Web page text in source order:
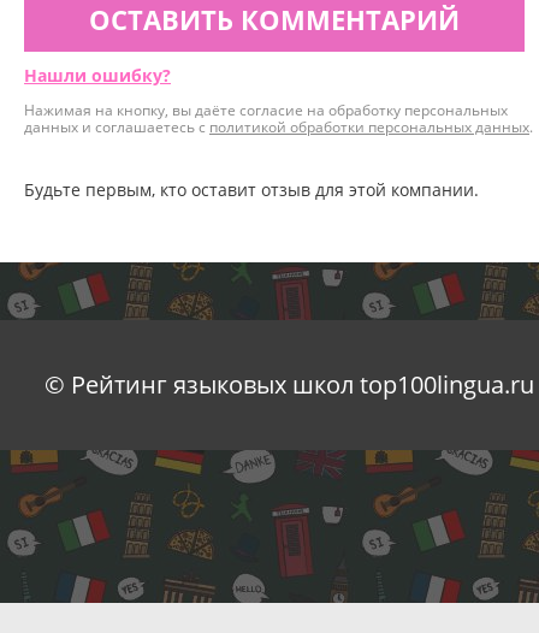
ОСТАВИТЬ КОММЕНТАРИЙ
Нашли ошибку?
Нажимая на кнопку, вы даёте согласие на обработку персональных
данных и соглашаетесь с политикой обработки персональных данных.
Будьте первым, кто оставит отзыв для этой компании.
© Рейтинг языковых школ top100lingua.ru